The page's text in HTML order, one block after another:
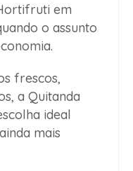
em
o assunto
frescos,
a Quitanda
ideal
mais